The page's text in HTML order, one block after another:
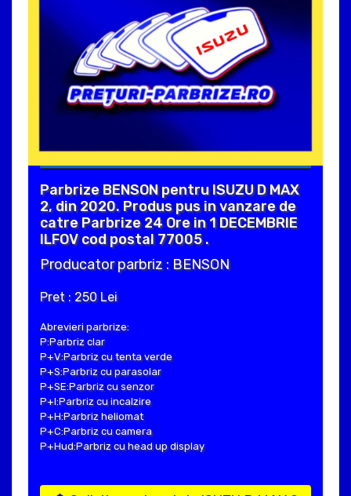
Parbrize BENSON pentru ISUZU D MAX
2, din 2020. Produs pus in vanzare de
catre Parbrize 24 Ore in 1 DECEMBRIE
ILFOV cod postal 77005 .
Producator parbriz : BENSON
Pret : 250 Lei
Abrevieri parbrize:
P:Parbriz clar
P+V:Parbriz cu tenta verde
P+S:Parbriz cu parasolar
P+SE:Parbriz cu senzor
P+I:Parbriz cu incalzire
P+H:Parbriz heliomat
P+C:Parbriz cu camera
P+Hud:Parbriz cu head up display